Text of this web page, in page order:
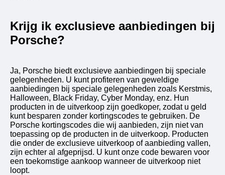
Krijg ik exclusieve aanbiedingen bij
Porsche?
Ja, Porsche biedt exclusieve aanbiedingen bij speciale
gelegenheden. U kunt profiteren van geweldige
aanbiedingen bij speciale gelegenheden zoals Kerstmis,
Halloween, Black Friday, Cyber ​​Monday, enz. Hun
producten in de uitverkoop zijn goedkoper, zodat u geld
kunt besparen zonder kortingscodes te gebruiken. De
Porsche kortingscodes die wij aanbieden, zijn niet van
toepassing op de producten in de uitverkoop. Producten
die onder de exclusieve uitverkoop of aanbieding vallen,
zijn echter al afgeprijsd. U kunt onze code bewaren voor
een toekomstige aankoop wanneer de uitverkoop niet
loopt.